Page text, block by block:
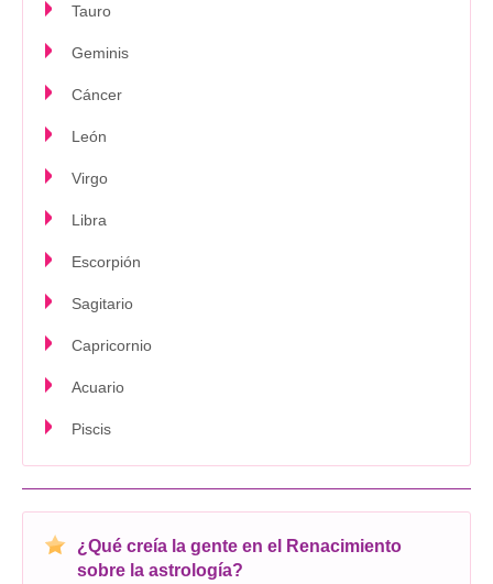
Tauro
Geminis
Cáncer
León
Virgo
Libra
Escorpión
Sagitario
Capricornio
Acuario
Piscis
¿Qué creía la gente en el Renacimiento
sobre la astrología?